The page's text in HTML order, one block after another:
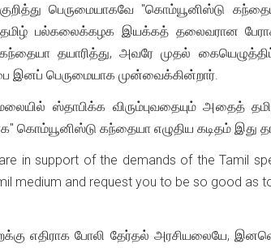
குறித்து பெருமையாகவே "கொம்யூனிஸ்டு
பல்கலைக்கழக இயக்கத் தலைவரான
தயாரித்து, அவரே முதல்
இனப் பெருமையாக முன்வைக்கின்றார்.
ஸ்தாபிக்க விரும்புவதையும் அதைத் தமிழ்
கந்தையா எழுதிய கடிதம் இது
in support of the demands of the Tamil
medium and request you to be so good
எதிராக போலி தேர்தல் அரசியலையே,